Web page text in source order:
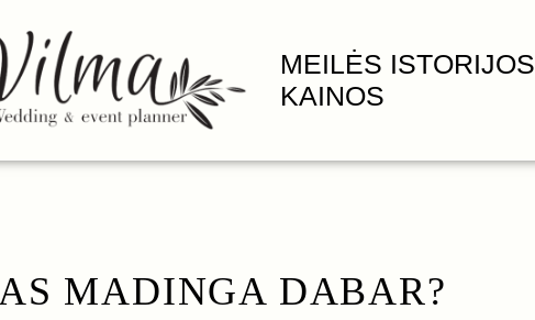
MEILĖS ISTORIJOS
KAINOS
MADINGA DABAR?